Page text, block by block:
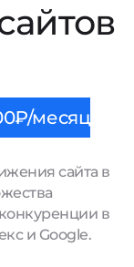
месяц
сайта в
в
и Google.